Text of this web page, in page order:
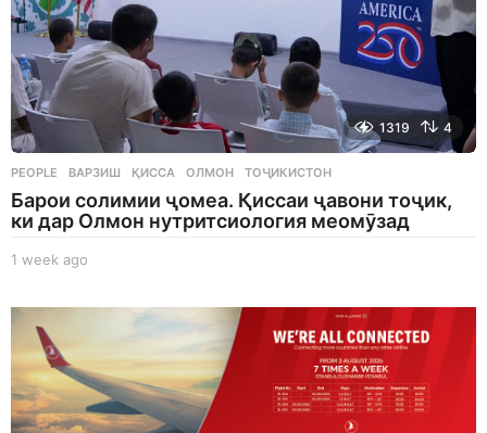
1319 4
PEOPLE ВАРЗИШ ,ҚИССА ,ОЛМОН ,ТОҶИКИСТОН
Барои солимии ҷомеа. Қиссаи ҷавони тоҷик,
ки дар Олмон нутритсиология меомӯзад
1 week ago
g
o